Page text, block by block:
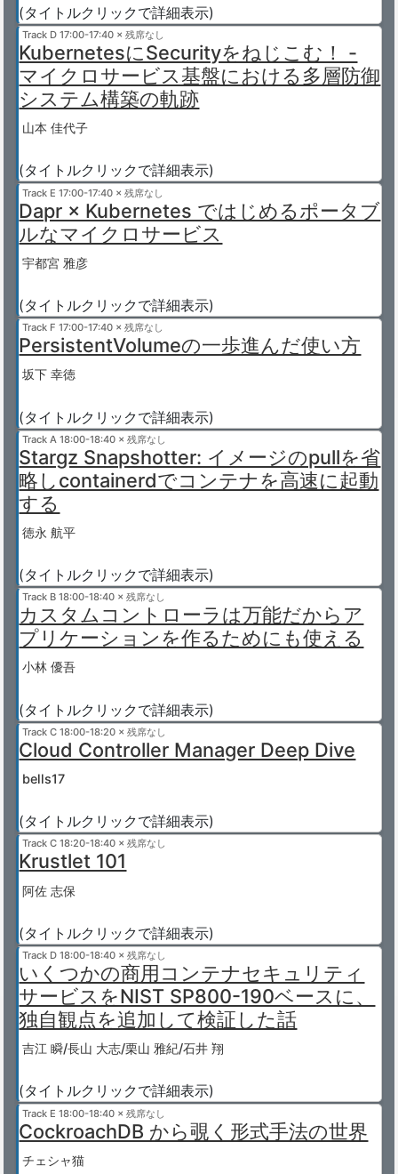
(タイトルクリックで詳細表示)
Track D 17:00-17:40 × 残席なし
KubernetesにSecurityをねじこむ！ -
マイクロサービス基盤における多層防御
システム構築の軌跡
山本 佳代子
(タイトルクリックで詳細表示)
Track E 17:00-17:40 × 残席なし
Dapr × Kubernetes ではじめるポータブ
ルなマイクロサービス
宇都宮 雅彦
(タイトルクリックで詳細表示)
Track F 17:00-17:40 × 残席なし
PersistentVolumeの一歩進んだ使い方
坂下 幸徳
(タイトルクリックで詳細表示)
Track A 18:00-18:40 × 残席なし
Stargz Snapshotter: イメージのpullを省
略しcontainerdでコンテナを高速に起動
する
徳永 航平
(タイトルクリックで詳細表示)
Track B 18:00-18:40 × 残席なし
カスタムコントローラは万能だからア
プリケーションを作るためにも使える
小林 優吾
(タイトルクリックで詳細表示)
Track C 18:00-18:20 × 残席なし
Cloud Controller Manager Deep Dive
bells17
(タイトルクリックで詳細表示)
Track C 18:20-18:40 × 残席なし
Krustlet 101
阿佐 志保
(タイトルクリックで詳細表示)
Track D 18:00-18:40 × 残席なし
いくつかの商用コンテナセキュリティ
サービスをNIST SP800-190ベースに、
独自観点を追加して検証した話
吉江 瞬/長山 大志/栗山 雅紀/石井 翔
(タイトルクリックで詳細表示)
Track E 18:00-18:40 × 残席なし
CockroachDB から覗く形式手法の世界
チェシャ猫